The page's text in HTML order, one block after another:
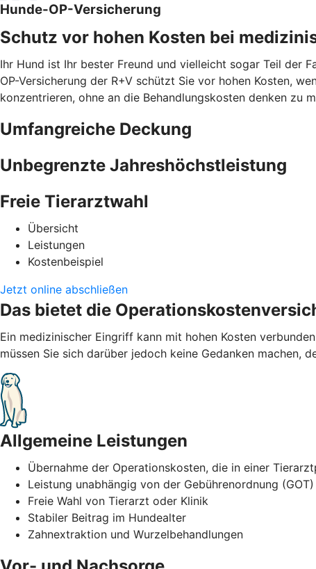
Hunde-OP-Versicherung
Schutz vor hohen Kosten bei
Ihr Hund ist Ihr bester Freund und vielleicht sogar Teil der
OP-Versicherung der R+V schützt Sie vor hohen Kosten,
konzentrieren, ohne an die Behandlungskosten denken zu
Umfangreiche Deckung
Unbegrenzte Jahreshöchstleistung
Freie Tierarztwahl
Übersicht
Leistungen
Kostenbeispiel
Jetzt online abschließen
Das bietet die
Ein medizinischer Eingriff kann mit hohen Kosten
müssen Sie sich darüber jedoch keine Gedanken machen,
Allgemeine Leistungen
Übernahme der Operationskosten, die in einer
Leistung unabhängig von der Gebührenordnung (GOT)
Freie Wahl von Tierarzt oder Klinik
Stabiler Beitrag im Hundealter
Zahnextraktion und Wurzelbehandlungen